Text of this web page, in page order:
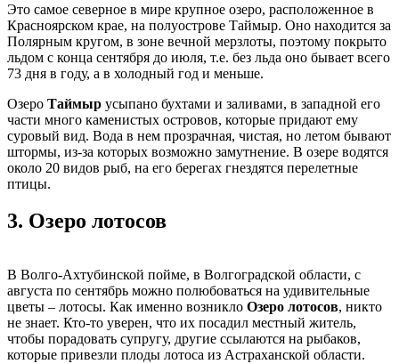
Это самое северное в мире крупное озеро, расположенное в
Красноярском крае, на полуострове Таймыр. Оно находится за
Полярным кругом, в зоне вечной мерзлоты, поэтому покрыто
льдом с конца сентября до июля, т.е. без льда оно бывает всего
73 дня в году, а в холодный год и меньше.
Озеро Таймыр усыпано бухтами и заливами, в западной его
части много каменистых островов, которые придают ему
суровый вид. Вода в нем прозрачная, чистая, но летом бывают
штормы, из-за которых возможно замутнение. В озере водятся
около 20 видов рыб, на его берегах гнездятся перелетные
птицы.
3. Озеро лотосов
В Волго-Ахтубинской пойме, в Волгоградской области, с
августа по сентябрь можно полюбоваться на удивительные
цветы – лотосы. Как именно возникло Озеро лотосов, никто
не знает. Кто-то уверен, что их посадил местный житель,
чтобы порадовать супругу, другие ссылаются на рыбаков,
которые привезли плоды лотоса из Астраханской области.